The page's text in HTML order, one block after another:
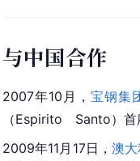
与中国合作
2007年10月， 宝钢集
（Espirito　Santo）
2009年11月17日， 澳